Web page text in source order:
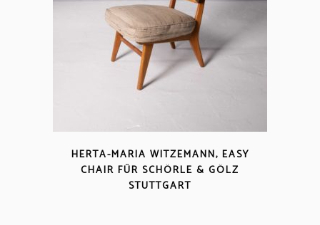
HERTA-MARIA WITZEMANN, EASY
CHAIR FÜR SCHÖRLE & GÖLZ
STUTTGART